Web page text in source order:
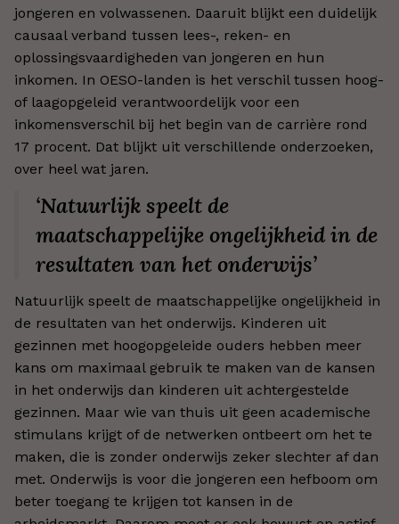
jongeren en volwassenen. Daaruit blijkt een duidelijk
causaal verband tussen lees-, reken- en
oplossingsvaardigheden van jongeren en hun
inkomen. In OESO-landen is het verschil tussen hoog-
of laagopgeleid verantwoordelijk voor een
inkomensverschil bij het begin van de carrière rond
17 procent. Dat blijkt uit verschillende onderzoeken,
over heel wat jaren.
‘Natuurlijk speelt de
maatschappelijke ongelijkheid in de
resultaten van het onderwijs’
Natuurlijk speelt de maatschappelijke ongelijkheid in
de resultaten van het onderwijs. Kinderen uit
gezinnen met hoogopgeleide ouders hebben meer
kans om maximaal gebruik te maken van de kansen
in het onderwijs dan kinderen uit achtergestelde
gezinnen. Maar wie van thuis uit geen academische
stimulans krijgt of de netwerken ontbeert om het te
maken, die is zonder onderwijs zeker slechter af dan
met. Onderwijs is voor die jongeren een hefboom om
beter toegang te krijgen tot kansen in de